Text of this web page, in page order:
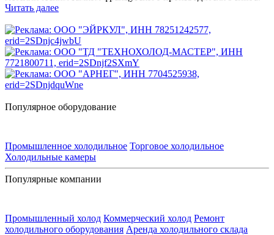
Читать далее
Популярное оборудование
Промышленное холодильное Торговое холодильное
Холодильные камеры
Популярные компании
Промышленный холод Коммерческий холод Ремонт
холодильного оборудования Аренда холодильного склада